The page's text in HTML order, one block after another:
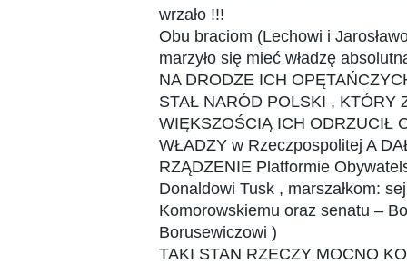
wrzało !!!
Obu braciom (Lechowi i
marzyło się mieć władzę
NA DRODZE ICH
STAŁ NARÓD POLSKI , KTÓRY
WIĘKSZOŚCIĄ ICH ODRZUCIŁ
WŁADZY w Rzeczpospolitej A
RZĄDZENIE Platformie
Donaldowi Tusk , marszałkom:
Komorowskiemu oraz senatu –
Borusewiczowi )
TAKI STAN RZECZY MOCNO